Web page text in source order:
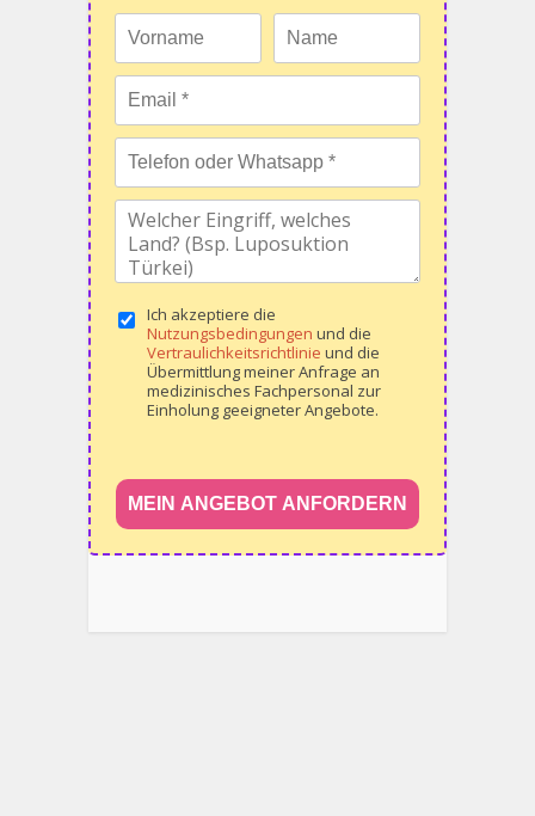
Ich akzeptiere die
Nutzungsbedingungen und die
Vertraulichkeitsrichtlinie und die
Übermittlung meiner Anfrage an
medizinisches Fachpersonal zur
Einholung geeigneter Angebote.
MEIN ANGEBOT ANFORDERN